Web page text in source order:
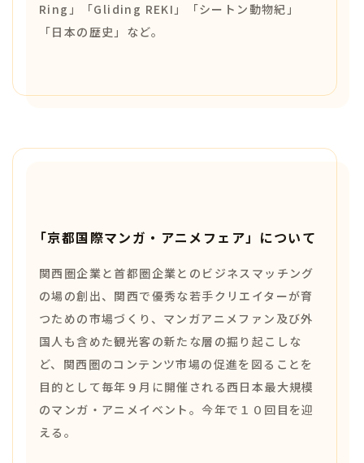
Ring」「Gliding REKI」「シートン動物紀」
「日本の歴史」など。
「京都国際マンガ・アニメフェア」について
関西圏企業と首都圏企業とのビジネスマッチング
の場の創出、関西で優秀な若手クリエイターが育
つための市場づくり、マンガアニメファン及び外
国人も含めた観光客の新たな層の掘り起こしな
ど、関西圏のコンテンツ市場の促進を図ることを
目的として毎年９月に開催される西日本最大規模
のマンガ・アニメイベント。今年で１０回目を迎
える。